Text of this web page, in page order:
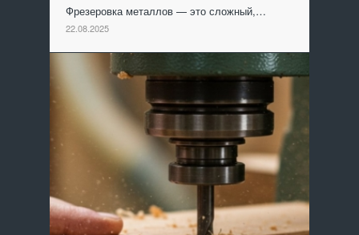
Фрезеровка металлов — это сложный,…
22.08.2025